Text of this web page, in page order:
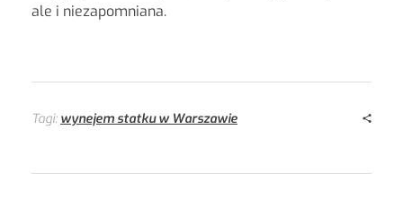
ale i niezapomniana.
Tagi: wynejem statku w Warszawie